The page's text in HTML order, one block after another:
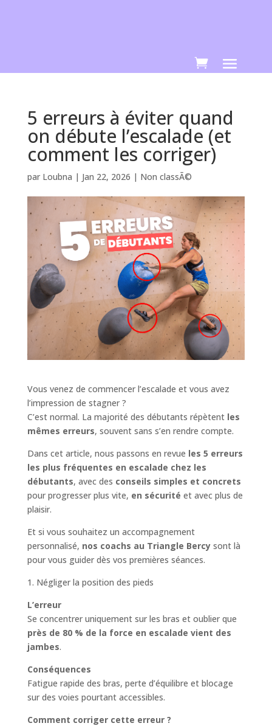
5 erreurs à éviter quand
on débute l’escalade (et
comment les corriger)
par Loubna | Jan 22, 2026 | Non classÃ©
Vous venez de commencer l’escalade et vous avez
l’impression de stagner ?
C’est normal. La majorité des débutants répètent les
mêmes erreurs, souvent sans s’en rendre compte.
Dans cet article, nous passons en revue les 5 erreurs
les plus fréquentes en escalade chez les
débutants, avec des conseils simples et concrets
pour progresser plus vite, en sécurité et avec plus de
plaisir.
Et si vous souhaitez un accompagnement
personnalisé, nos coachs au Triangle Bercysont là
pour vous guider dès vos premières séances.
1. Négliger la position des pieds
L’erreur
Se concentrer uniquement sur les bras et oublier que
près de 80 % de la force en escalade vient des
jambes.
Conséquences
Fatigue rapide des bras, perte d’équilibre et blocage
sur des voies pourtant accessibles.
Comment corriger cette erreur ?